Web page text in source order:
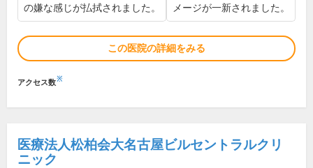
の嫌な感じが払拭されました。
メージが一新されました。
この医院の詳細をみる
アクセス数※
医療法人松柏会大名古屋ビルセントラルクリ
ニック